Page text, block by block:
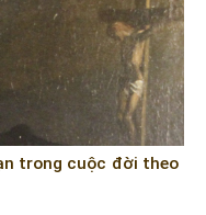
trong cuộc đời theo